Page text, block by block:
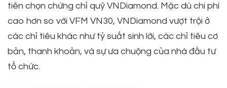
tiên chọn chứng chỉ quỹ VNDiamond. Mặc dù chi phí
cao hơn so với VFM VN30, VNDiamond vượt trội ở
các chỉ tiêu khác như tỷ suất sinh lời, các chỉ tiêu cơ
bản, thanh khoản, và sự ưa chuộng của nhà đầu tư
tổ chức.